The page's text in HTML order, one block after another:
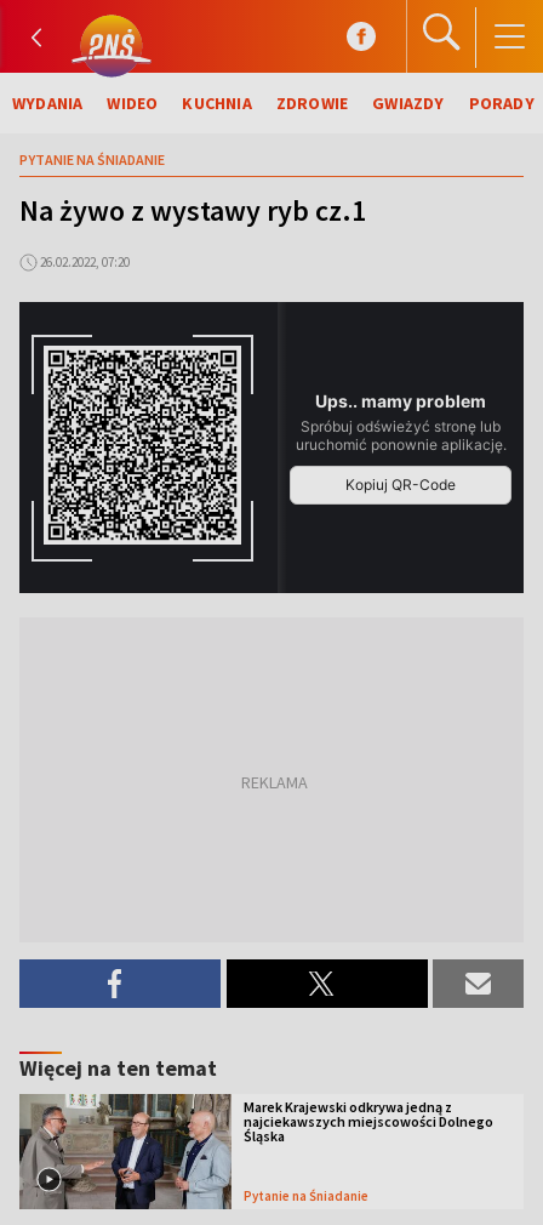
WYDANIA WIDEO KUCHNIA ZDROWIE GWIAZDY PORADY
PYTANIE NA ŚNIADANIE
Na żywo z wystawy ryb cz.1
26.02.2022, 07:20
Więcej na ten temat
Marek Krajewski odkrywa jedną z
najciekawszych miejscowości Dolnego
Śląska
Pytanie na Śniadanie